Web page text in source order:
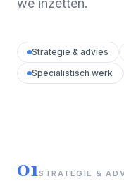
we inzetten.
Strategie & advies
Specialistisch werk
01STRATEGIE &